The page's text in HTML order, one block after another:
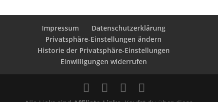
Impressum
Datenschutzerklärung
Privatsphäre-Einstellungen ändern
Historie der Privatsphäre-Einstellungen
Einwilligungen widerrufen